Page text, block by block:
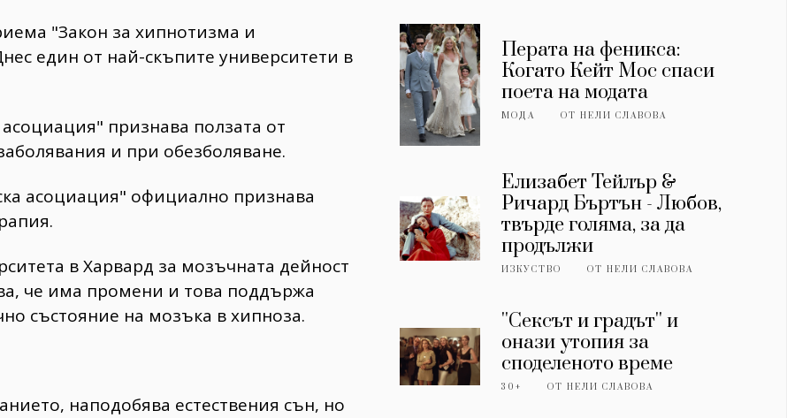
"Закон за хипнотизма и
един от най-скъпите университети в
признава ползата от
и при обезболяване.
асоциация" официално признава
в Харвард за мозъчната дейност
че има промени и това поддържа
състояние на мозъка в хипноза.
наподобява естествения сън, но
Перата на феникса:
Когато Кейт Мос спаси
поета на модата
МОДА ОТНЕЛИ СЛАВОВА
Елизабет Тейлър &
Ричард Бъртън - Любов,
твърде голяма, за да
продължи
ИЗКУСТВО ОТНЕЛИ СЛАВОВА
''Сексът и градът'' и
онази утопия за
споделеното време
30+ ОТНЕЛИ СЛАВОВА